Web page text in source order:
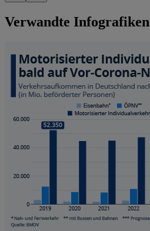
Verwandte Infografiken